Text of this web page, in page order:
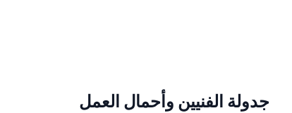
جدولة الفنيين وأحمال العمل